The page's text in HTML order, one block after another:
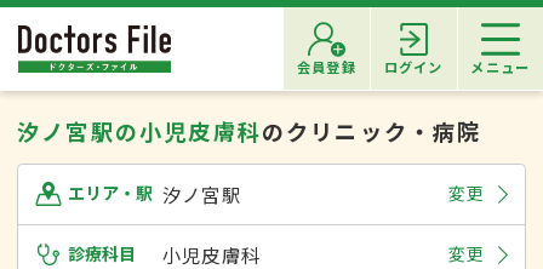
会員登録 ログイン メニュー
汐ノ宮駅の小児皮膚科のクリニック・病院
エリア・駅 汐ノ宮駅 変更
診療科目 小児皮膚科 変更